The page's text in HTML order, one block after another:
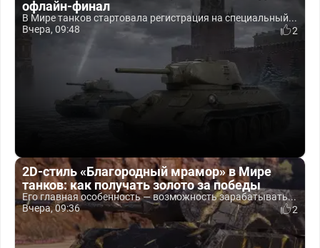
офлайн-финал
В Мире танков стартовала регистрация на специальный...
Вчера, 09:48
2
2D-стиль «Благородный мрамор» в Мире
танков: как получать золото за победы
Его главная особенность — возможность зарабатывать...
Вчера, 09:36
2